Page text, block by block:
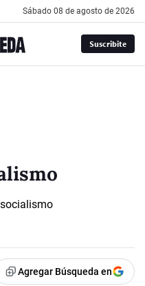
sábado 08 de agosto de 2026
Suscribite
Agregar Búsqueda en